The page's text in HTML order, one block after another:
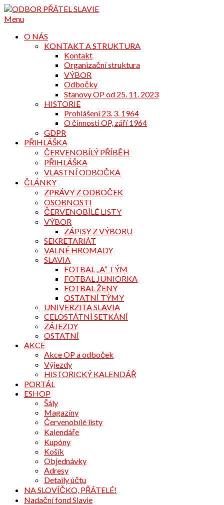
Přejdi
na
Menu
O NÁS
KONTAKT A STRUKTURA
Kontakt
Organizační struktura
VÝBOR
Odbočky
Stanovy OP od 25. 11. 2023
HISTORIE
Prohlášení 23. 3. 1964
O činnosti OP, září 1964
GDPR
PŘIHLÁŠKA
ČERVENOBÍLÝ PŘÍBĚH
PŘIHLÁŠKA
VLASTNÍ ODBOČKA
ČLÁNKY
ZPRÁVY Z ODBOČEK
OSOBNOSTI
ČERVENOBÍLÉ LISTY
VÝBOR
ZÁPISY Z VÝBORU
SEKRETARIÁT
VALNÉ HROMADY
SLAVIA
FOTBAL „A“ TÝM
FOTBAL JUNIORKA
FOTBAL ŽENY
OSTATNÍ TÝMY
UNIVERZITA SLAVIA
CELOSTÁTNÍ SETKÁNÍ
ZÁJEZDY
OSTATNÍ
AKCE
Akce OP a odboček
Výjezdy
HISTORICKÝ KALENDÁŘ
PORTÁL
ESHOP
Šály
Magazíny
Červenobílé listy
Kalendáře
Kupóny
Košík
Objednávky
Adresy
Detaily účtu
NA SLOVÍČKO, PŘÁTELÉ!
Nadační fond Slavie